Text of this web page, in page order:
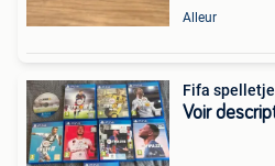
Alleur
Fifa
Voir